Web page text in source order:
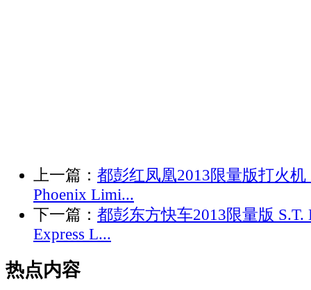
上一篇： 都彭红凤凰2013限量版打火机
Phoenix Limi...
下一篇： 都彭东方快车2013限量版 S.T.
Express L...
热点内容